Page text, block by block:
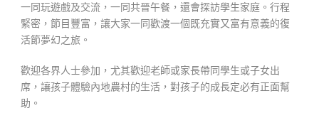
一同玩遊戲及交流，一同共晉午餐，還會探訪學生家庭。行程
緊密，節目豐富，讓大家一同歡渡一個既充實又富有意義的復
活節夢幻之旅。
歡迎各界人士參加，尤其歡迎老師或家長帶同學生或子女出
席，讓孩子體驗內地農村的生活，對孩子的成長定必有正面幫
助。